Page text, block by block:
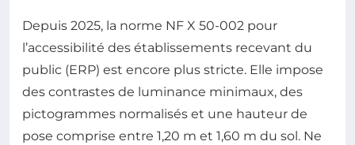
Depuis 2025, la norme NF X 50-002 pour
l’accessibilité des établissements recevant du
public (ERP) est encore plus stricte. Elle impose
des contrastes de luminance minimaux, des
pictogrammes normalisés et une hauteur de
pose comprise entre 1,20 m et 1,60 m du sol. Ne